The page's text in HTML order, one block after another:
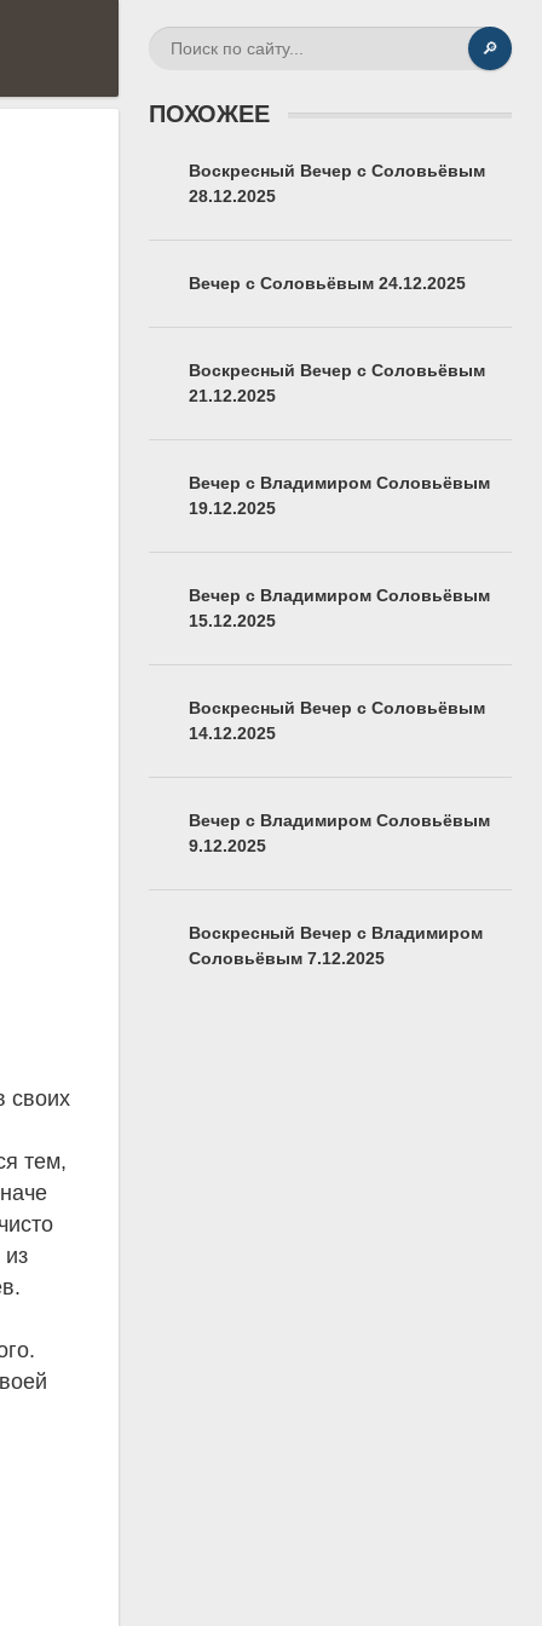
🔎
своих
тем,
ПОХОЖЕЕ
Воскресный Вечер с Соловьёвым
28.12.2025
Вечер с Соловьёвым 24.12.2025
Воскресный Вечер с Соловьёвым
21.12.2025
Вечер с Владимиром Соловьёвым
19.12.2025
Вечер с Владимиром Соловьёвым
15.12.2025
Воскресный Вечер с Соловьёвым
14.12.2025
Вечер с Владимиром Соловьёвым
9.12.2025
Воскресный Вечер с Владимиром
Соловьёвым 7.12.2025